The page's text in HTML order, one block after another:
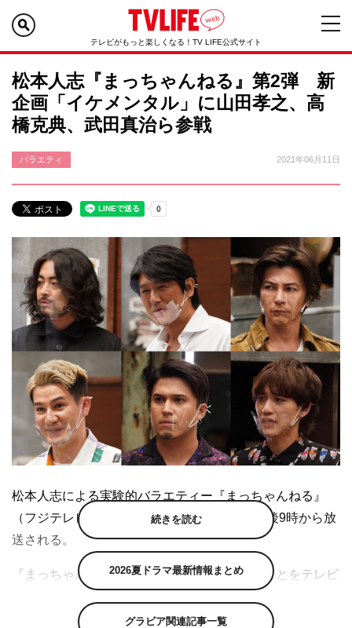
テレビがもっと楽しくなる！TV LIFE公式サイト
松本人志『まっちゃんねる』第2弾 新
企画「イケメンタル」に山田孝之、高
橋克典、武田真治ら参戦
バラエティ 2021年06月11日
松本人志による実験的バラエティー『まっちゃんねる』
（フジテレビ系）の第2弾が、6月19日（土）後9時から放
送される。
『まっちゃんねる』は、松本が面白いと思うことをテレビ
エティー。第2弾となる今回は、前回好評を博した「女子
続きを読む
2026夏ドラマ最新情報まとめ
グラビア関連記事一覧